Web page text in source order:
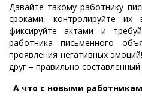
Давайте такому работнику
сроками, контролируйте их
фиксируйте актами и
работника письменного
проявления негативных
друг – правильно
А что с новыми